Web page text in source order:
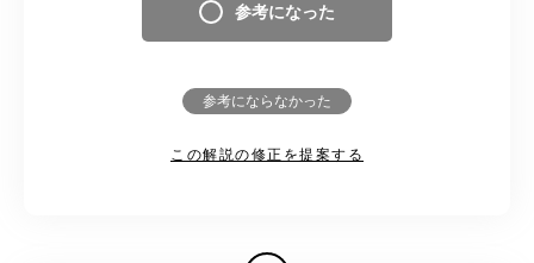
参考になった
参考にならなかった
この解説の修正を提案する